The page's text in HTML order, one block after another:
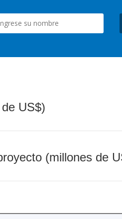
US$)
(millones de